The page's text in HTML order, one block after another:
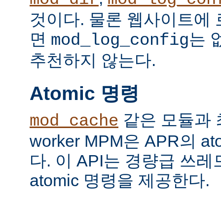
것이다. 물론 웹사이트에
면 mod_log_config는
추천하지 않는다.
Atomic 명령
mod_cache 같은 모듈과
worker MPM은 APR의
다. 이 API는 경량급 쓰레
atomic 명령을 제공한다.